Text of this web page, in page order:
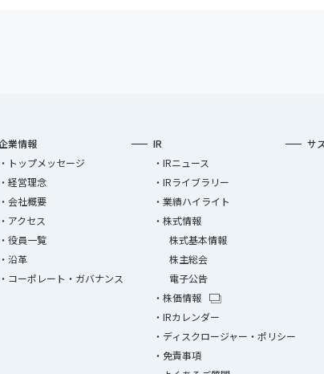
業情報
トップメッセージ
経営理念
会社概要
アクセス
役員一覧
沿革
コーポレート・ガバナンス
IR
IRニュース
IRライブラリー
業績ハイライト
株式情報
株式基本情報
株主総会
電子公告
株価情報
IRカレンダー
ディスクロージャー・ポリシー
免責事項
サ